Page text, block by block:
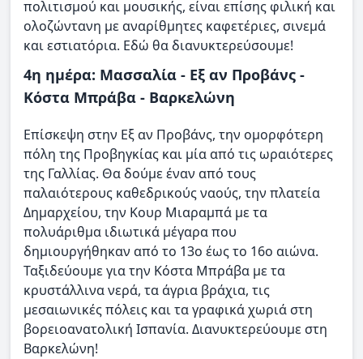
πολιτισμού και μουσικής, είναι επίσης φιλική και
ολοζώντανη με αναρίθμητες καφετέριες, σινεμά
και εστιατόρια. Εδώ θα διανυκτερεύσουμε!
4η ημέρα: Μασσαλία - Εξ αν Προβάνς -
Κόστα Μπράβα - Βαρκελώνη
Επίσκεψη στην Εξ αν Προβάνς, την ομορφότερη
πόλη της Προβηγκίας και μία από τις ωραιότερες
της Γαλλίας. Θα δούμε έναν από τους
παλαιότερους καθεδρικούς ναούς, την πλατεία
Δημαρχείου, την Κουρ Μιαραμπά με τα
πολυάριθμα ιδιωτικά μέγαρα που
δημιουργήθηκαν από το 13ο έως το 16ο αιώνα.
Ταξιδεύουμε για την Κόστα Μπράβα με τα
κρυστάλλινα νερά, τα άγρια βράχια, τις
μεσαιωνικές πόλεις και τα γραφικά χωριά στη
βορειοανατολική Ισπανία. Διανυκτερεύουμε στη
Βαρκελώνη!